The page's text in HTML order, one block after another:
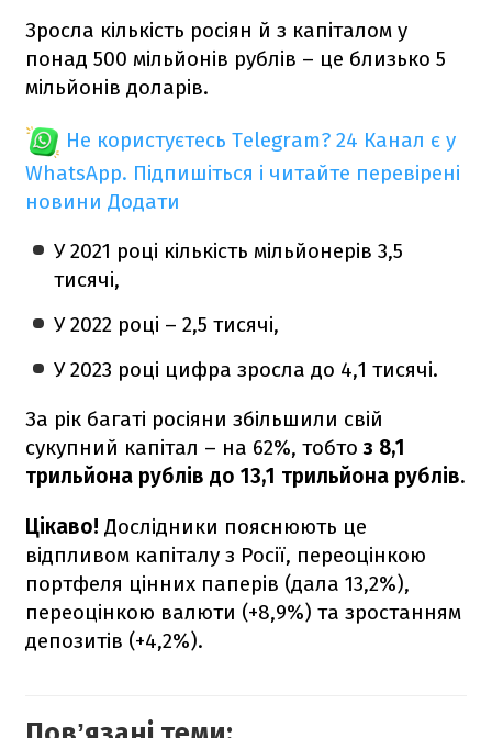
Зросла кількість росіян й з капіталом у
понад 500 мільйонів рублів – це близько 5
мільйонів доларів.
Не користуєтесь Telegram? 24 Канал є у
WhatsApp. Підпишіться і читайте перевірені
новини Додати
У 2021 році кількість мільйонерів 3,5
тисячі,
У 2022 році – 2,5 тисячі,
У 2023 році цифра зросла до 4,1 тисячі.
За рік багаті росіяни збільшили свій
сукупний капітал – на 62%, тобтоз 8,1
трильйона рублів до 13,1 трильйона рублів.
Цікаво! Дослідники пояснюють це
відпливом капіталу з Росії, переоцінкою
портфеля цінних паперів (дала 13,2%),
переоцінкою валюти (+8,9%) та зростанням
депозитів (+4,2%).